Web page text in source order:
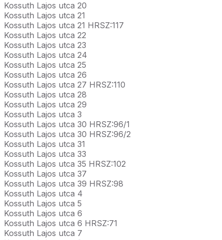
Kossuth Lajos utca 20
Kossuth Lajos utca 21
Kossuth Lajos utca 21 HRSZ:117
Kossuth Lajos utca 22
Kossuth Lajos utca 23
Kossuth Lajos utca 24
Kossuth Lajos utca 25
Kossuth Lajos utca 26
Kossuth Lajos utca 27 HRSZ:110
Kossuth Lajos utca 28
Kossuth Lajos utca 29
Kossuth Lajos utca 3
Kossuth Lajos utca 30 HRSZ:96/1
Kossuth Lajos utca 30 HRSZ:96/2
Kossuth Lajos utca 31
Kossuth Lajos utca 33
Kossuth Lajos utca 35 HRSZ:102
Kossuth Lajos utca 37
Kossuth Lajos utca 39 HRSZ:98
Kossuth Lajos utca 4
Kossuth Lajos utca 5
Kossuth Lajos utca 6
Kossuth Lajos utca 6 HRSZ:71
Kossuth Lajos utca 7